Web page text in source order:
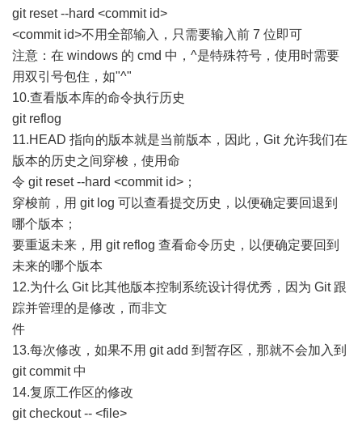
git reset --hard <commit id>
<commit id>不用全部输入，只需要输入前 7 位即可
注意：在 windows 的 cmd 中，^是特殊符号，使用时需要
用双引号包住，如"^"
10.查看版本库的命令执行历史
git reflog
11.HEAD 指向的版本就是当前版本，因此，Git 允许我们在
版本的历史之间穿梭，使用命
令 git reset --hard <commit id>；
穿梭前，用 git log 可以查看提交历史，以便确定要回退到
哪个版本；
要重返未来，用 git reflog 查看命令历史，以便确定要回到
未来的哪个版本
12.为什么 Git 比其他版本控制系统设计得优秀，因为 Git 跟
踪并管理的是修改，而非文
件
13.每次修改，如果不用 git add 到暂存区，那就不会加入到
git commit 中
14.复原工作区的修改
git checkout -- <file>